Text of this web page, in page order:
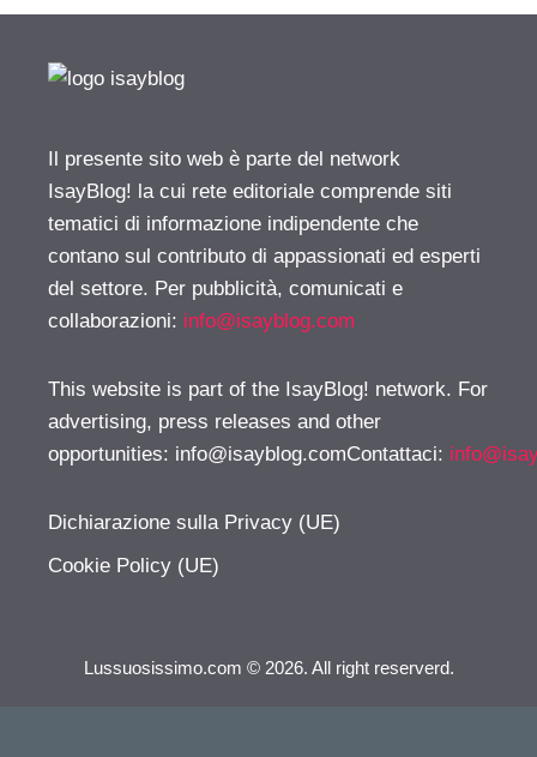
Il presente sito web è parte del network
IsayBlog! la cui rete editoriale comprende siti
tematici di informazione indipendente che
contano sul contributo di appassionati ed esperti
del settore. Per pubblicità, comunicati e
collaborazioni: info@isayblog.com
This website is part of the IsayBlog! network. For
advertising, press releases and other
opportunities: info@isayblog.comContattaci:
Dichiarazione sulla Privacy (UE)
Cookie Policy (UE)
Lussuosissimo.com © 2026. All right reserverd.